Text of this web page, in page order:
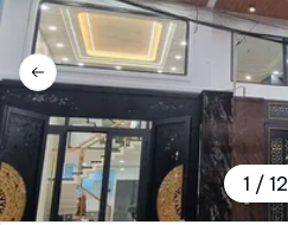
Previous slide
1 / 12